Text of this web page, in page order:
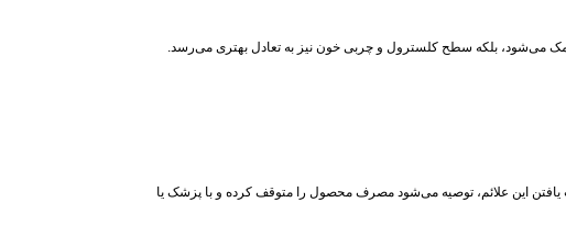
می‌شود، بلکه سطح کلسترول و چربی خون نیز به تعادل بهتری می‌رسد.
این علائم، توصیه می‌شود مصرف محصول را متوقف کرده و با پزشک یا